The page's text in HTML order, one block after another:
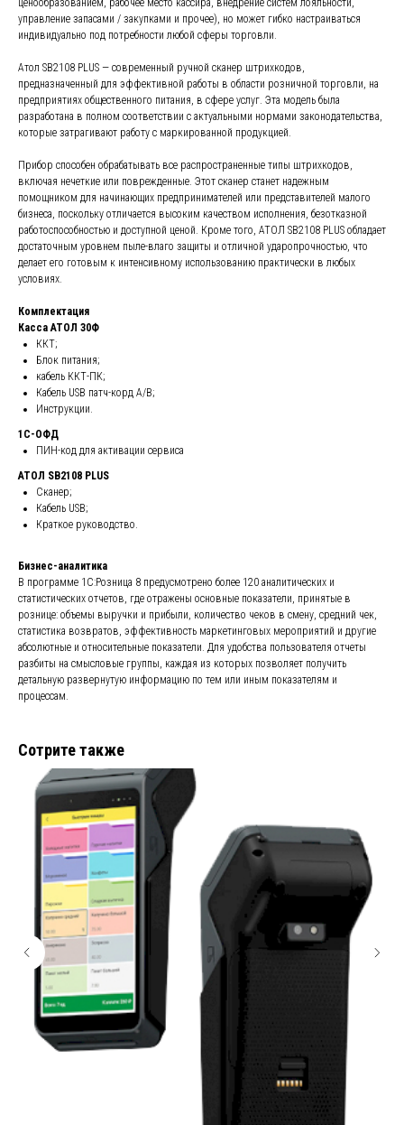
ценообразованием, рабочее место кассира, внедрение систем лояльности,
управление запасами / закупками и прочее), но может гибко настраиваться
индивидуально под потребности любой сферы торговли.
Атол SB2108 PLUS — современный ручной сканер штрихкодов,
предназначенный для эффективной работы в области розничной торговли, на
предприятиях общественного питания, в сфере услуг. Эта модель была
разработана в полном соответствии с актуальными нормами законодательства,
которые затрагивают работу с маркированной продукцией.
Прибор способен обрабатывать все распространенные типы штрихкодов,
включая нечеткие или поврежденные. Этот сканер станет надежным
помощником для начинающих предпринимателей или представителей малого
бизнеса, поскольку отличается высоким качеством исполнения, безотказной
работоспособностью и доступной ценой. Кроме того, АТОЛ SB2108 PLUS обладает
достаточным уровнем пыле-влаго защиты и отличной ударопрочностью, что
делает его готовым к интенсивному использованию практически в любых
условиях.
Комплектация
Касса АТОЛ 30Ф
ККТ;
Блок питания;
кабель ККТ-ПК;
Кабель USB патч-корд A/B;
Инструкции.
1С-ОФД
ПИН-код для активации сервиса
АТОЛ SB2108 PLUS
Сканер;
Кабель USB;
Краткое руководство.
Бизнес-аналитика
В программе 1С:Розница 8 предусмотрено более 120 аналитических и
статистических отчетов, где отражены основные показатели, принятые в
рознице: объемы выручки и прибыли, количество чеков в смену, средний чек,
статистика возвратов, эффективность маркетинговых мероприятий и другие
абсолютные и относительные показатели. Для удобства пользователя отчеты
разбиты на смысловые группы, каждая из которых позволяет получить
детальную развернутую информацию по тем или иным показателям и
процессам.
Сотрите также